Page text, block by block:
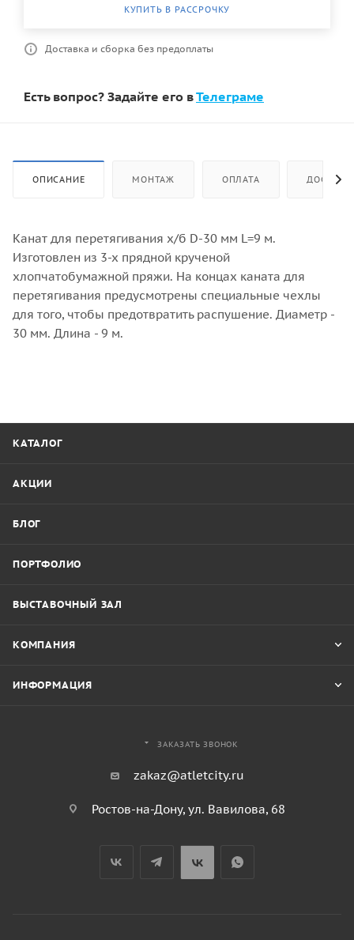
КУПИТЬ В РАССРОЧКУ
Доставка и сборка без предоплаты
Есть вопрос? Задайте его вТелеграме
ОПИСАНИЕ МОНТАЖ ОПЛАТА
Канат для перетягивания х/б D-30 мм L=9 м.
Изготовлен из 3-х прядной крученой
хлопчатобумажной пряжи. На концах каната для
перетягивания предусмотрены специальные чехлы
для того, чтобы предотвратить распушение. Диаметр -
30 мм. Длина - 9 м.
КАТАЛОГ
АКЦИИ
БЛОГ
ПОРТФОЛИО
ВЫСТАВОЧНЫЙ ЗАЛ
КОМПАНИЯ
ИНФОРМАЦИЯ
ЗАКАЗАТЬ ЗВОНОК
zakaz@atletcity.ru
Ростов-на-Дону, ул. Вавилова, 68